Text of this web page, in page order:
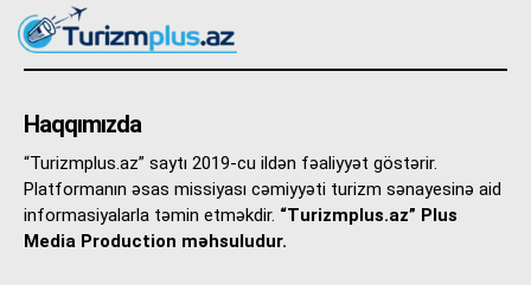
Haqqımızda
“Turizmplus.az” saytı 2019-cu ildən fəaliyyət göstərir.
Platformanın əsas missiyası cəmiyyəti turizm sənayesinə aid
informasiyalarla təmin etməkdir. “Turizmplus.az” Plus
Media Production məhsuludur.